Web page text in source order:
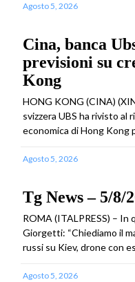
Agosto 5, 2026
Cina, banca
previsioni su
Kong
HONG KONG (CINA)
svizzera UBS ha rivisto al
economica di Hong Kong
Agosto 5, 2026
Tg News – 5/8/
ROMA (ITALPRESS) – In
Giorgetti: “Chiediamo il
russi su Kiev, drone con
Agosto 5, 2026